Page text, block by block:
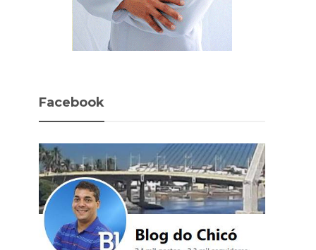
Facebook